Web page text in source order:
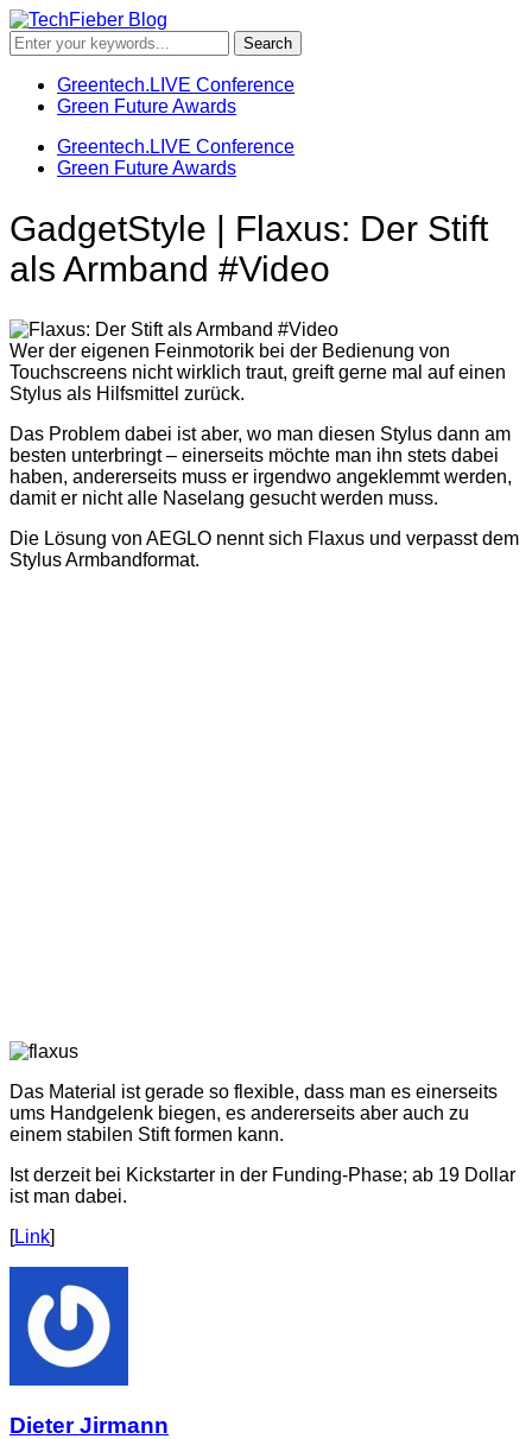
Greentech.LIVE Conference
Green Future Awards
Greentech.LIVE Conference
Green Future Awards
GadgetStyle | Flaxus: Der Stift
als Armband #Video
Wer der eigenen Feinmotorik bei der Bedienung von
Touchscreens nicht wirklich traut, greift gerne mal auf einen
Stylus als Hilfsmittel zurück.
Das Problem dabei ist aber, wo man diesen Stylus dann am
besten unterbringt – einerseits möchte man ihn stets dabei
haben, andererseits muss er irgendwo angeklemmt werden,
damit er nicht alle Naselang gesucht werden muss.
Die Lösung von AEGLO nennt sich Flaxus und verpasst dem
Stylus Armbandformat.
Das Material ist gerade so flexible, dass man es einerseits
ums Handgelenk biegen, es andererseits aber auch zu
einem stabilen Stift formen kann.
Ist derzeit bei Kickstarter in der Funding-Phase; ab 19 Dollar
ist man dabei.
[Link]
Dieter Jirmann